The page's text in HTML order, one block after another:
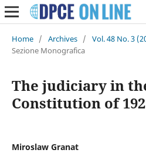
Home / Archives / Vol. 48 No. 3
Sezione Monografica
The judiciary in
Constitution of
Miroslaw Granat